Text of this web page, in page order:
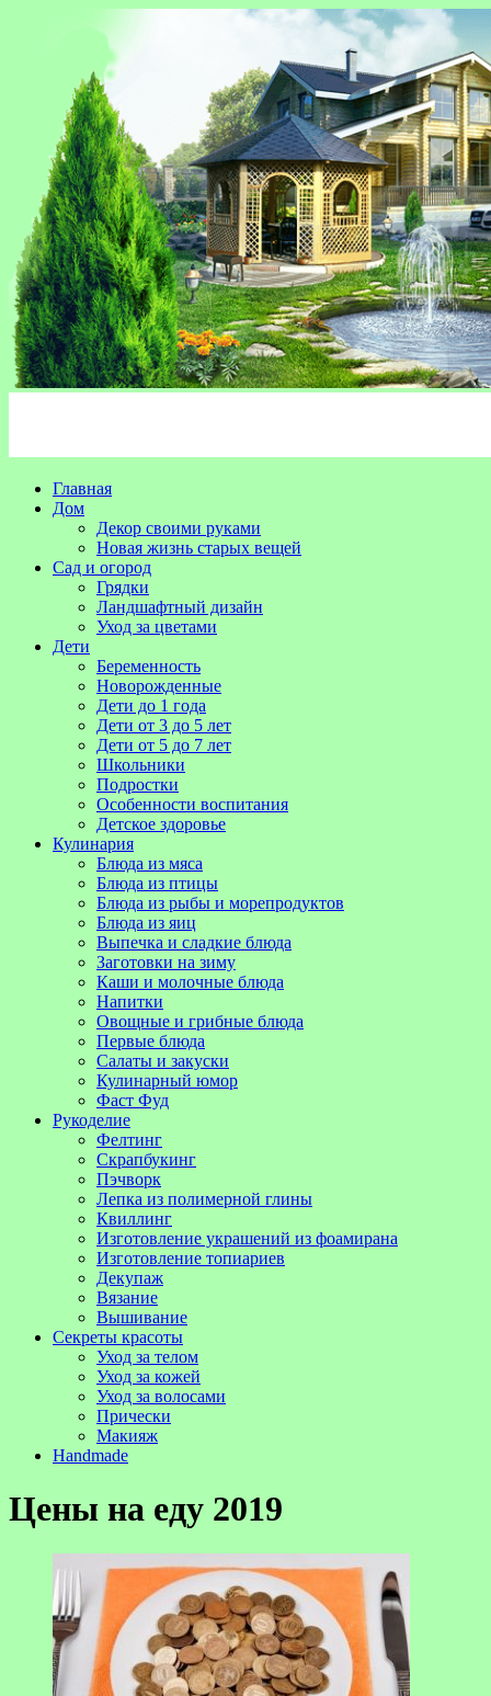
Главная
Дом
Декор своими руками
Новая жизнь старых вещей
Сад и огород
Грядки
Ландшафтный дизайн
Уход за цветами
Дети
Беременность
Новорожденные
Дети до 1 года
Дети от 3 до 5 лет
Дети от 5 до 7 лет
Школьники
Подростки
Особенности воспитания
Детское здоровье
Кулинария
Блюда из мяса
Блюда из птицы
Блюда из рыбы и морепродуктов
Блюда из яиц
Выпечка и сладкие блюда
Заготовки на зиму
Каши и молочные блюда
Напитки
Овощные и грибные блюда
Первые блюда
Салаты и закуски
Кулинарный юмор
Фаст Фуд
Рукоделие
Фелтинг
Скрапбукинг
Пэчворк
Лепка из полимерной глины
Квиллинг
Изготовление украшений из фоамирана
Изготовление топиариев
Декупаж
Вязание
Вышивание
Секреты красоты
Уход за телом
Уход за кожей
Уход за волосами
Прически
Макияж
Handmade
Цены на еду 2019